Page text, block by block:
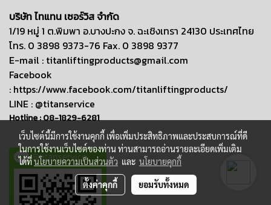
บริษัท ไทแทน เซอร์วิส จำกัด
1/19 หมู่ 1 ต.พิมพา อ.บางปะกง จ. ฉะเชิงเทรา 24130 ประเทศไทย
โทร. 0 3898 9373-76 Fax. 0 3898 9377
E-mail : titanliftingproducts@gmail.com
Facebook
: https://www.facebook.com/titanliftingproducts/
LINE : @titanservice
Hotline :08-1829-6281
@titanservice
เว็บไซต์นี้มีการใช้งานคุกกี้ เพื่อเพิ่มประสิทธิภาพและประสบการณ์ที่ดี
ในการใช้งานเว็บไซต์ของท่าน ท่านสามารถอ่านรายละเอียดเพิ่มเติม
ได้ที่นโยบายความเป็นส่วนตัว และ นโยบายคุกกี้
ตั้งค่าคุกกี้ ยอมรับทั้งหมด